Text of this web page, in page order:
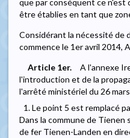
que par conséquent ce n'est
être établies en tant que
Considérant la nécessité de
commence le 1er avril 2014,
Article 1er.
A l'annexe
l'introduction et de la
l'arrêté ministériel du 26
1. Le point 5 est remplacé
Dans la commune de Tienen
de fer Tienen-Landen en